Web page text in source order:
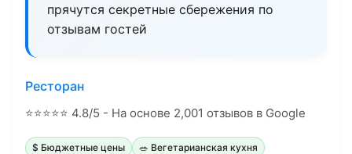
прячутся секретные сбережения по
отзывам гостей
Ресторан
⭐⭐⭐⭐⭐ 4.8/5 - На основе 2,001 отзывов в Google
$ Бюджетные цены 🥗 Вегетарианская кухня